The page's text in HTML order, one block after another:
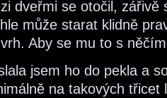
dveřmi se otočil,
může starat klidně
Aby se mu to s
jsem ho do pekla a
na takových třicet